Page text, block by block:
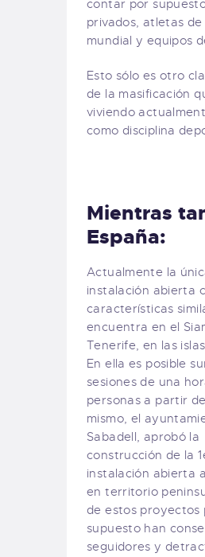
contar por
privados, atletas
mundial y equipos
Esto sólo es otro
de la masificación
viviendo
como disciplina
Mientras
España:
Actualmente la
instalación abierta
características
encuentra en el
Tenerife, en las
En ella es posible
sesiones de una
personas a partir
mismo, el
Sabadell, aprobó la
construcción de la
instalación abierta
en territorio
de estos proyectos
supuesto han
seguidores y